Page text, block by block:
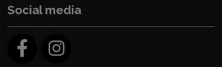
Social media